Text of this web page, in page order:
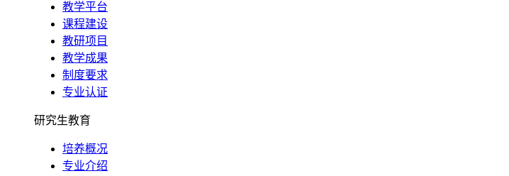
教学平台
课程建设
教研项目
教学成果
制度要求
专业认证
研究生教育
培养概况
专业介绍